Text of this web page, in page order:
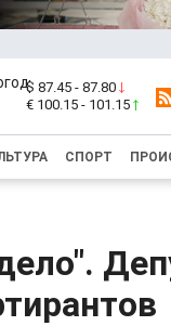
$ 87.45 - 87.80
€ 100.15 - 101.15
СПОРТ